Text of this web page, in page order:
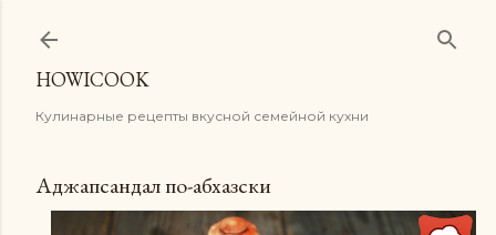
HOWICOOK
Кулинарные рецепты вкусной семейной кухни
Аджапсандал по-абхазски